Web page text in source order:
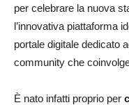
per celebrare la nuova
l’innovativa piattaforma
portale digitale dedicato
community che
È nato infatti proprio per